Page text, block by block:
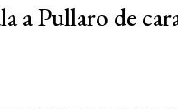
a Pullaro de